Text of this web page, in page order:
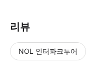
리뷰
NOL 인터파크투어